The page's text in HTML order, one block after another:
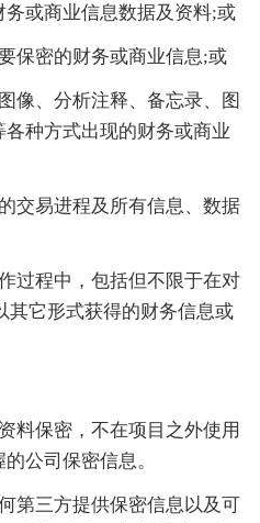
或商业信息数据及资料;或
密的财务或商业信息;或
、分析注释、备忘录、图
种方式出现的财务或商业
易进程及所有信息、数据
程中，包括但不限于在对
其它形式获得的财务信息或
保密，不在项目之外使用
公司保密信息。
三方提供保密信息以及可